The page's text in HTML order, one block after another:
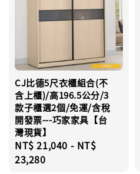
CJ比德5尺衣櫃組合(不
含上櫃)/高196.5公分/3
款子櫃選2個/免運/含稅
開發票---巧家家具【台
灣現貨】
Regular
price
NT$ 21,040 - NT$
23,280